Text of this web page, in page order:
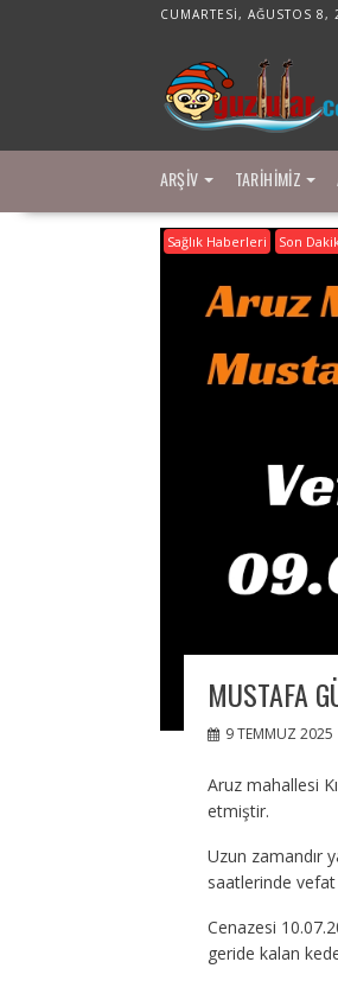
CUMARTESI, AĞUSTOS 8,
ARŞIV TARIHIMIZ
Sağlık Haberleri Son
MUSTAFA
9 TEMMUZ 2025
Aruz mahallesi
etmiştir.
Uzun zamandır
saatlerinde
Cenazesi
geride kalan